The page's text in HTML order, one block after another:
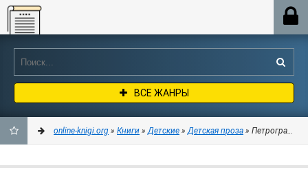
Online-knigi.org
ВСЕ ЖАНРЫ
online-knigi.org » Книги »Детские »Детская проза »